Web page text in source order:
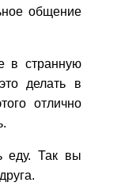
общение
в странную
делать в
отлично
еду. Так вы